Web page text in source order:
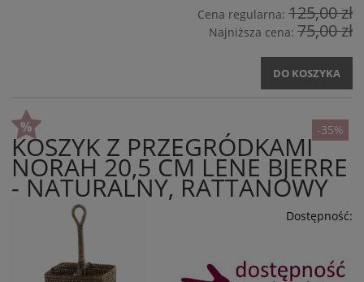
Cena regularna: 125,00 zł
Najniższa cena: 75,00 zł
DO KOSZYKA
KOSZYK Z PRZEGRÓDKAMI
NORAH 20,5 CM LENE BJERRE
- NATURALNY, RATTANOWY
Dostępność:
-35%